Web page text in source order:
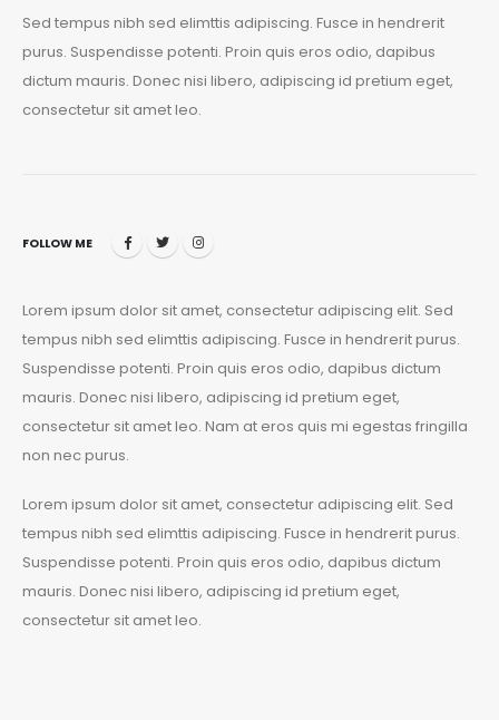
Sed tempus nibh sed elimttis adipiscing. Fusce in hendrerit
purus. Suspendisse potenti. Proin quis eros odio, dapibus
dictum mauris. Donec nisi libero, adipiscing id pretium eget,
consectetur sit amet leo.
FOLLOW ME
Lorem ipsum dolor sit amet, consectetur adipiscing elit. Sed
tempus nibh sed elimttis adipiscing. Fusce in hendrerit purus.
Suspendisse potenti. Proin quis eros odio, dapibus dictum
mauris. Donec nisi libero, adipiscing id pretium eget,
consectetur sit amet leo. Nam at eros quis mi egestas fringilla
non nec purus.
Lorem ipsum dolor sit amet, consectetur adipiscing elit. Sed
tempus nibh sed elimttis adipiscing. Fusce in hendrerit purus.
Suspendisse potenti. Proin quis eros odio, dapibus dictum
mauris. Donec nisi libero, adipiscing id pretium eget,
consectetur sit amet leo.